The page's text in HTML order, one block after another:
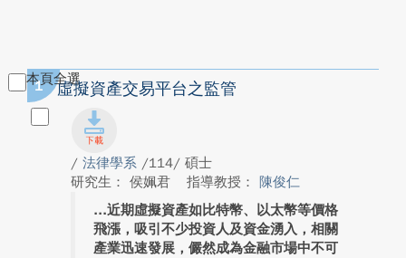
本頁全選
1 虛擬資產交易平台之監管
/ 法律學系 /114/ 碩士
研究生： 侯姵君
指導教授： 陳俊仁
近期虛擬資產如比特幣、以太幣等價格
飛漲，吸引不少投資人及資金湧入，相關
產業迅速發展，儼然成為金融市場中不可